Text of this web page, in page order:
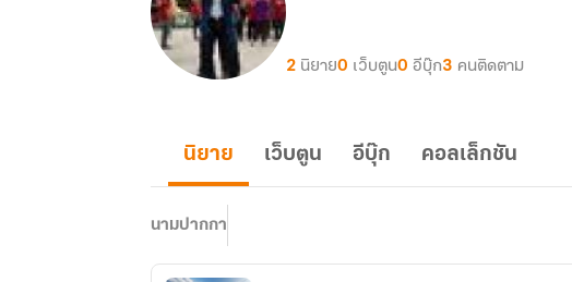
2 นิยาย0 เว็บตูน0 อีบุ๊ก3 คนติดตาม
นิยาย เว็บตูน อีบุ๊ก คอลเล็กชัน
นามปากกา